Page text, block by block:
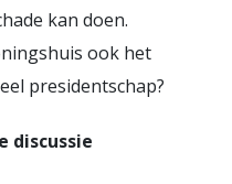
kan doen.
ook het
presidentschap?
discussie